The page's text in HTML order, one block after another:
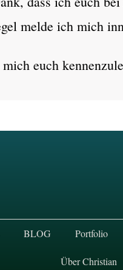
melde ich mich
euch
BLOG Portfolio
Über Christian